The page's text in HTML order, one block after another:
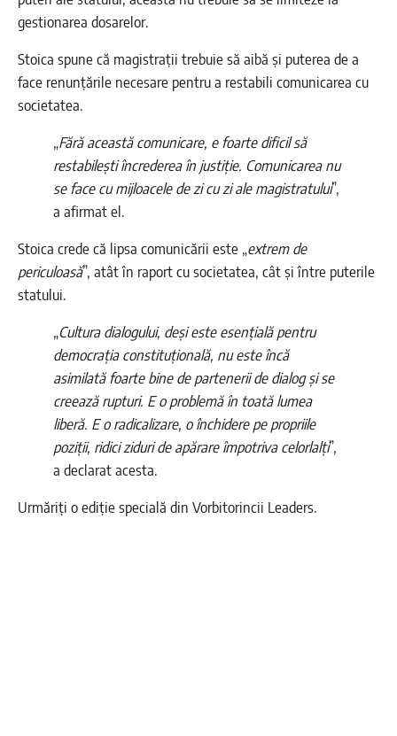
gestionarea dosarelor.
Stoica spune că magistrații trebuie să aibă și puterea de a
face renunțările necesare pentru a restabili comunicarea cu
societatea.
„Fără această comunicare, e foarte dificil să
restabilești încrederea în justiție. Comunicarea nu
se face cu mijloacele de zi cu zi ale magistratului”,
a afirmat el.
Stoica crede că lipsa comunicării este „extrem de
periculoasă”, atât în raport cu societatea, cât și între puterile
statului.
„Cultura dialogului, deși este esențială pentru
democrația constituțională, nu este încă
asimilată foarte bine de partenerii de dialog și se
creează rupturi. E o problemă în toată lumea
liberă. E o radicalizare, o închidere pe propriile
poziții, ridici ziduri de apărare împotriva celorlalți”,
a declarat acesta.
Urmăriți o ediție specială din Vorbitorincii Leaders.